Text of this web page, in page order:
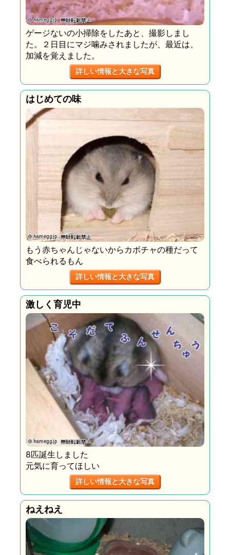
ゲージないの小掃除をしたあと、撮影しまし
た。２日目にマジ噛みされましたが、最近は、
加減を覚えました。
詳しい情報と大きな写真
はじめての味
もう赤ちゃんじゃないからカボチャの種だって
食べられるもん
詳しい情報と大きな写真
激しく育児中
8匹誕生しました
元気に育ってほしい
詳しい情報と大きな写真
ねえねえ